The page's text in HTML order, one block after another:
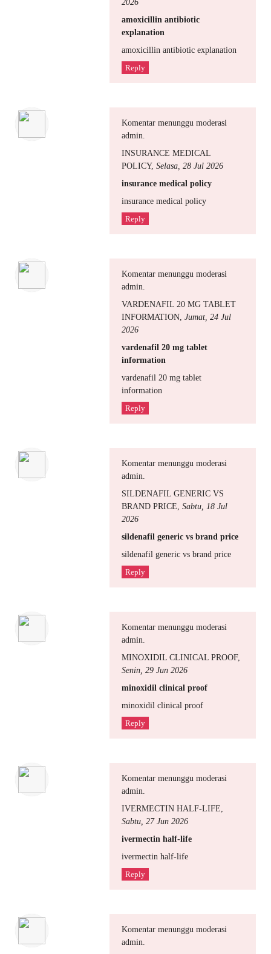
2026
amoxicillin antibiotic
explanation
amoxicillin antibiotic explanation
Reply
Komentar menunggu moderasi
admin.
INSURANCE MEDICAL
POLICY, Selasa, 28 Jul 2026
insurance medical policy
insurance medical policy
Reply
Komentar menunggu moderasi
admin.
VARDENAFIL 20 MG TABLET
INFORMATION Jumat, 24 Jul
2026
vardenafil 20 mg tablet
information
vardenafil 20 mg tablet
information
Reply
Komentar menunggu moderasi
admin.
SILDENAFIL GENERIC VS
BRAND PRICE Sabtu, 18 Jul
2026
sildenafil generic vs brand price
sildenafil generic vs brand price
Reply
Komentar menunggu moderasi
admin.
MINOXIDIL CLINICAL PROOF,
Senin, 29 Jun 2026
minoxidil clinical proof
minoxidil clinical proof
Reply
Komentar menunggu moderasi
admin.
IVERMECTIN HALF‑LIFE
Sabtu, 27 Jun 2026
ivermectin half‑life
ivermectin half‑life
Reply
Komentar menunggu moderasi
admin.